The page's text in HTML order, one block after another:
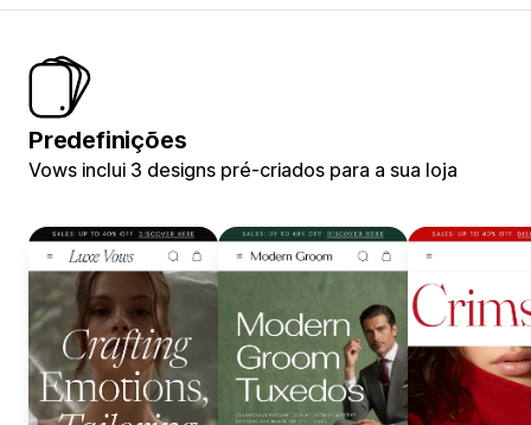
Predefinições
Vows inclui 3 designs pré-criados para a sua loja